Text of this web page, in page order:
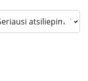
Sort reviews